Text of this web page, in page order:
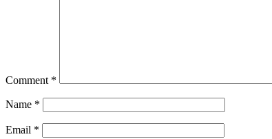
Comment *
Name *
Email *